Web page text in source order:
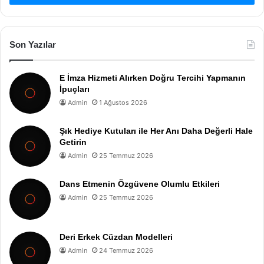
Son Yazılar
E İmza Hizmeti Alırken Doğru Tercihi Yapmanın
İpuçları
Admin 1 Ağustos 2026
Şık Hediye Kutuları ile Her Anı Daha Değerli Hale
Getirin
Admin 25 Temmuz 2026
Dans Etmenin Özgüvene Olumlu Etkileri
Admin 25 Temmuz 2026
Deri Erkek Cüzdan Modelleri
Admin 24 Temmuz 2026